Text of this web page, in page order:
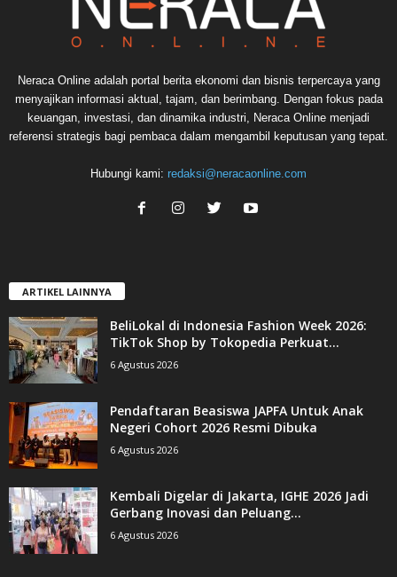
Neraca Online adalah portal berita ekonomi dan bisnis terpercaya yang
menyajikan informasi aktual, tajam, dan berimbang. Dengan fokus pada
keuangan, investasi, dan dinamika industri, Neraca Online menjadi
referensi strategis bagi pembaca dalam mengambil keputusan yang tepat.
Hubungi kami: redaksi@neracaonline.com
ARTIKEL LAINNYA
BeliLokal di Indonesia Fashion Week 2026:
TikTok Shop by Tokopedia Perkuat...
6 Agustus 2026
Pendaftaran Beasiswa JAPFA Untuk Anak
Negeri Cohort 2026 Resmi Dibuka
6 Agustus 2026
Kembali Digelar di Jakarta, IGHE 2026 Jadi
Gerbang Inovasi dan Peluang...
6 Agustus 2026